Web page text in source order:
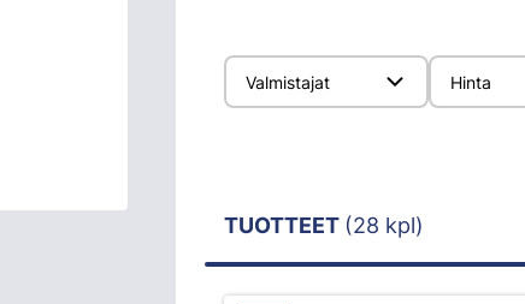
Valmistajat Hinta
TUOTTEET (28 kpl)